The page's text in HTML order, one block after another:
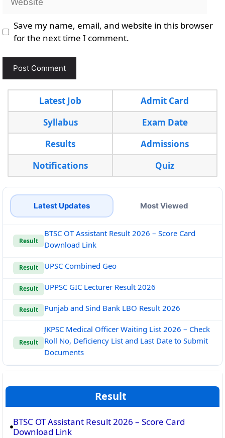
Save my name, email, and website in this browser
for the next time I comment.
Latest Job
Admit Card
Syllabus
Exam Date
Results
Admissions
Notifications
Quiz
Latest Updates Most Viewed
Result
BTSC OT Assistant Result 2026 – Score Card
Download Link
Result UPSC Combined Geo
Result UPPSC GIC Lecturer Result 2026
Result Punjab and Sind Bank LBO Result 2026
Result
JKPSC Medical Officer Waiting List 2026 – Check
Roll No, Deficiency List and Last Date to Submit
Documents
Result
BTSC OT Assistant Result 2026 – Score Card
Download Link